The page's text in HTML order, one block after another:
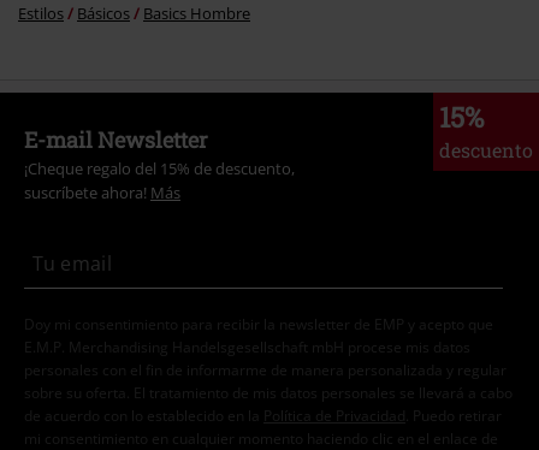
Estilos Básicos Basics Hombre
15%
descuento
E-mail Newsletter
¡Cheque regalo del 15% de descuento,
suscríbete ahora! Más
Doy mi consentimiento para recibir la newsletter de EMP y acepto que
E.M.P. Merchandising Handelsgesellschaft mbH procese mis datos
personales con el fin de informarme de manera personalizada y regular
sobre su oferta. El tratamiento de mis datos personales se llevará a cabo
de acuerdo con lo establecido en la
Política de Privacidad . Puedo retirar
mi consentimiento en cualquier momento haciendo clic en el enlace de